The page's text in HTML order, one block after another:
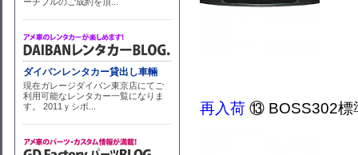
再入荷 ⑬ BOSS302標